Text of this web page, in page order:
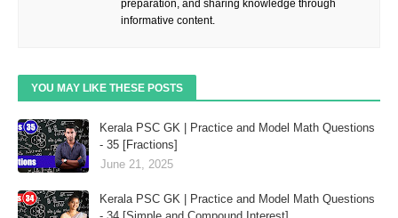
preparation, and sharing knowledge through
informative content.
YOU MAY LIKE THESE POSTS
Kerala PSC GK | Practice and Model Math Questions
- 35 [Fractions]
June 21, 2025
Kerala PSC GK | Practice and Model Math Questions